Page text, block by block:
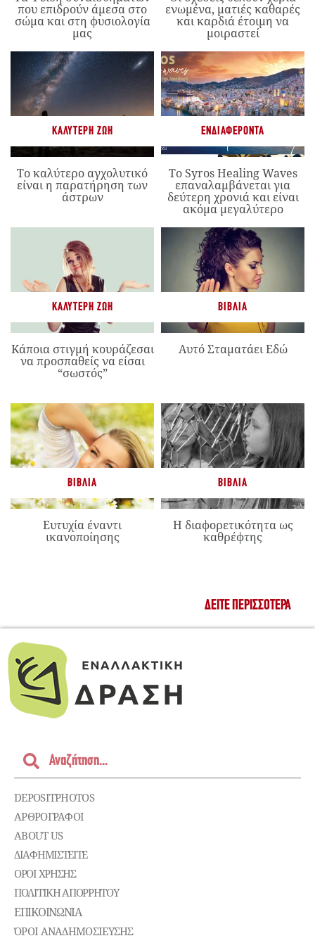
που επιδρούν άμεσα στο
σώμα και στη φυσιολογία
μας
ενωμένα, ματιές καθαρές
και καρδιά έτοιμη να
μοιραστεί
ΚΑΛΎΤΕΡΗ ΖΩΉ
Το καλύτερο αγχολυτικό
είναι η παρατήρηση των
άστρων
ΕΝΔΙΑΦΈΡΟΝΤΑ
Το Syros Healing Waves
επαναλαμβάνεται για
δεύτερη χρονιά και είναι
ακόμα μεγαλύτερο
ΚΑΛΎΤΕΡΗ ΖΩΉ
Κάποια στιγμή κουράζεσαι
να προσπαθείς να είσαι
“σωστός”
ΒΙΒΛΊΑ
Αυτό Σταματάει Εδώ
ΒΙΒΛΊΑ
Ευτυχία έναντι
ικανοποίησης
ΒΙΒΛΊΑ
Η διαφορετικότητα ως
καθρέφτης
ΔΕΊΤΕ ΠΕΡΙΣΣΌΤΕΡΑ
DEPOSITPHOTOS
ΑΡΘΡΟΓΡΑΦΟΙ
ABOUT US
ΔΙΑΦΗΜΙΣΤΕΊΤΕ
ΌΡΟΙ ΧΡΉΣΗΣ
ΠΟΛΙΤΙΚΉ ΑΠΟΡΡΉΤΟΥ
ΕΠΙΚΟΙΝΩΝΊΑ
ΌΡΟΙ ΑΝΑΔΗΜΟΣΙΕΥΣΗΣ